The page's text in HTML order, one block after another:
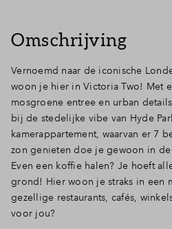
Omschrijving
Vernoemd naar de iconische
woon je hier in Victoria Two! Met
mosgroene entree en urban
bij de stedelijke vibe van Hyde
kamerappartement, waarvan er 7
zon genieten doe je gewoon in
Even een koffie halen? Je hoeft
grond! Hier woon je straks in een
gezellige restaurants, cafés,
voor jou?